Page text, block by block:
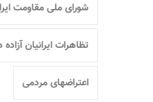
شورای ملی مقاومت
تظاهرات ایرانیان
اعتراضهای مردمی